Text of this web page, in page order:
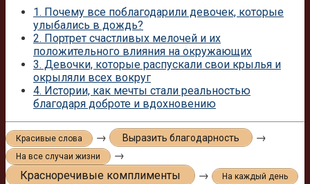
1. Почему все поблагодарили девочек, которые
улыбались в дождь?
2. Портрет счастливых мелочей и их
положительного влияния на окружающих
3. Девочки, которые распускали свои крылья и
окрыляли всех вокруг
4. Истории, как мечты стали реальностью
благодаря доброте и вдохновению
Красивые слова → Выразить благодарность →
На все случаи жизни
→
Красноречивые комплименты
→ На каждый день